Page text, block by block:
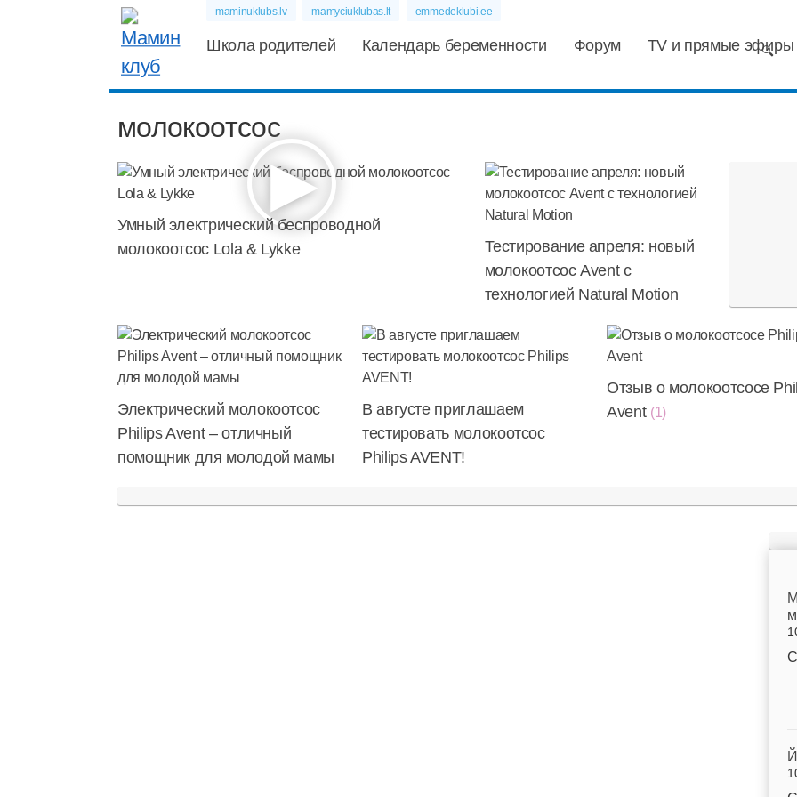
maminuklubs.lv mamyciuklubas.lt emmedeklubi.ee
Школа родителей Календарь беременности Форум TV и прямые эфиры
молокоотсос
Умный электрический беспроводной
молокоотсос Lola & Lykke
Тестирование апреля: новый
молокоотсос Avent с
технологией Natural Motion
Электрический молокоотсос
Philips Avent – отличный
помощник для молодой мамы
В августе приглашаем
тестировать молокоотсос
Philips AVENT!
Отзыв о молокоотсосе
Avent (1)